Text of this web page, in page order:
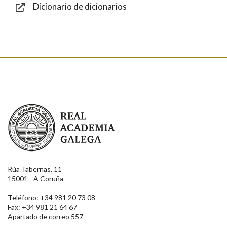
Dicionario de dicionarios
Real Academia Galega
Rúa Tabernas, 11
15001 - A Coruña
Teléfono: +34 981 20 73 08
Fax: +34 981 21 64 67
Apartado de correo 557